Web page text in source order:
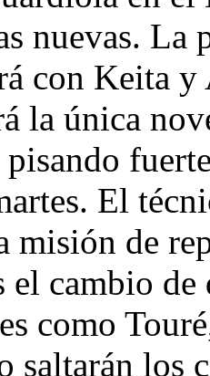
nuevas. La
con Keita y
la única
pisando
El
misión de
el cambio
como
saltarán los